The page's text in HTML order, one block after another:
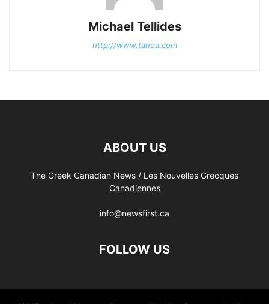
Michael Tellides
http://www.tanea.com
ABOUT US
The Greek Canadian News / Les Nouvelles Grecques
Canadiennes
info@newsfirst.ca
FOLLOW US